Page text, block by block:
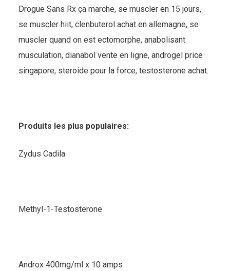
Drogue Sans Rx ça marche, se muscler en 15 jours,
se muscler hiit, clenbuterol achat en allemagne, se
muscler quand on est ectomorphe, anabolisant
musculation, dianabol vente en ligne, androgel price
singapore, steroide pour la force, testosterone achat.
Produits les plus populaires:
Zydus Cadila
Methyl-1-Testosterone
Androx 400mg/ml x 10 amps